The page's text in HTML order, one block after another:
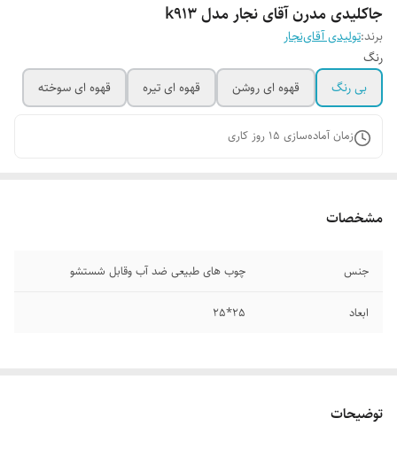
جاکلیدی مدرن آقای نجار مدل k913
برند:تولیدی آقای‌نجار
رنگ
بی رنگ
قهوه ای روشن قهوه ای تیره قهوه ای سوخته
زمان آماده‌سازی 15 روز کاری
مشخصات
جنس چوب های طبیعی ضد آب وقابل شستشو
ابعاد 25*25
توضیحات